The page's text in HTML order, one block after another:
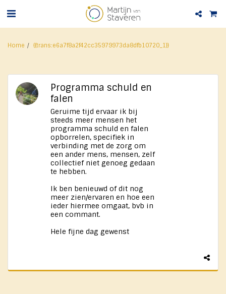
Home {{trans:e6a7f8a2f42cc35979973da8dfb10720_1}}
Programma schuld en
falen
Geruime tijd ervaar ik bij
steeds meer mensen het
programma schuld en falen
opborrelen, specifiek in
verbinding met de zorg om
een ander mens, mensen, zelf
collectief niet genoeg gedaan
te hebben.
Ik ben benieuwd of dit nog
meer zien/ervaren en hoe een
ieder hiermee omgaat, bvb in
een commant.
Hele fijne dag gewenst